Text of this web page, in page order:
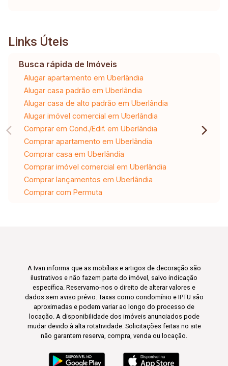
Links Úteis
Busca rápida de Imóveis
Alugar apartamento em Uberlândia
Alugar casa padrão em Uberlândia
Alugar casa de alto padrão em Uberlândia
Alugar imóvel comercial em Uberlândia
Comprar em Cond./Edif. em Uberlândia
Comprar apartamento em Uberlândia
Comprar casa em Uberlândia
Comprar imóvel comercial em Uberlândia
Comprar lançamentos em Uberlândia
Comprar com Permuta
A Ivan informa que as mobílias e artigos de decoração são
ilustrativos e não fazem parte do imóvel, salvo indicação
específica. Reservamo-nos o direito de alterar valores e
dados sem aviso prévio. Taxas como condomínio e IPTU são
aproximadas e podem variar ao longo do processo de
locação. A disponibilidade dos imóveis anunciados pode
mudar devido à alta rotatividade. Solicitações feitas no site
não garantem reserva, compra, venda ou locação.